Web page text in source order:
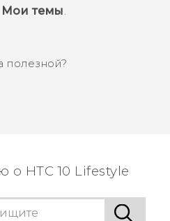
Мои темы.
полезной?
о HTC 10 Lifestyle